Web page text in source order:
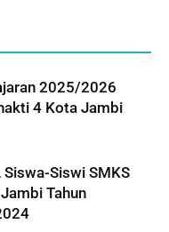
2025/2026
4 Kota Jambi
Siswi SMKS
Tahun